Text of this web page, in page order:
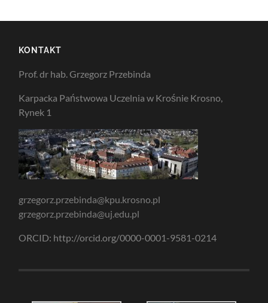
KONTAKT
Prof. dr hab. Grzegorz Przebinda
Karpacka Państwowa Uczelnia w Krośnie Krosno,
Rynek 1
grzegorz.przebinda@kpu.krosno.pl
grzegorz.przebinda@uj.edu.pl
ORCID: http://orcid.org/0000-0001-9581-0214